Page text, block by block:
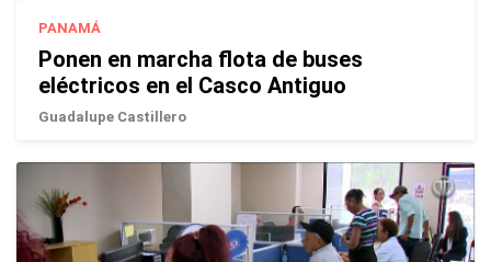
PANAMÁ
Ponen en marcha flota de buses
eléctricos en el Casco Antiguo
Guadalupe Castillero